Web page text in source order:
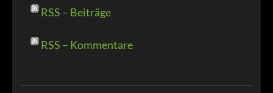
RSS – Beiträge
RSS – Kommentare